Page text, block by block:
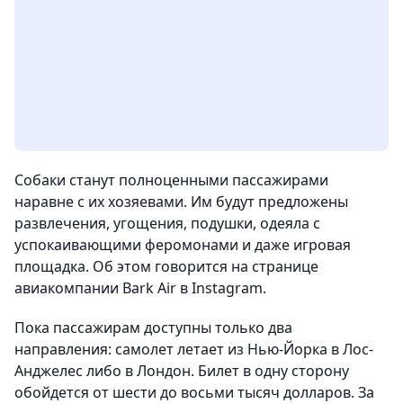
Собаки станут полноценными пассажирами
наравне с их хозяевами. Им будут предложены
развлечения, угощения, подушки, одеяла с
успокаивающими феромонами и даже игровая
площадка. Об этом говорится на странице
авиакомпании Bark Air в Instagram.
Пока пассажирам доступны только два
направления: самолет летает из Нью-Йорка в Лос-
Анджелес либо в Лондон. Билет в одну сторону
обойдется от шести до восьми тысяч долларов. За